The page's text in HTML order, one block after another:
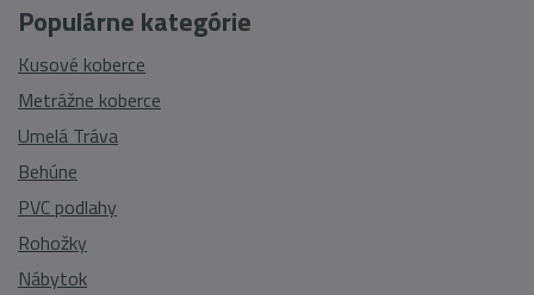
Populárne kategórie
Kusové koberce
Metrážne koberce
Umelá Tráva
Behúne
PVC podlahy
Rohožky
Nábytok